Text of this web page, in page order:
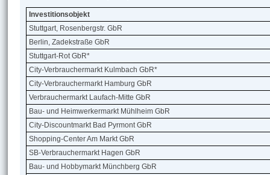
Investitionsobjekt
Stuttgart, Rosenbergstr. GbR
Berlin, Zadekstraße GbR
Stuttgart-Rot GbR*
City-Verbrauchermarkt Kulmbach GbR*
City-Verbrauchermarkt Hamburg GbR
Verbrauchermarkt Laufach-Mitte GbR
Bau- und Heimwerkermarkt Mühlheim GbR
City-Discountmarkt Bad Pyrmont GbR
Shopping-Center Am Markt GbR
SB-Verbrauchermarkt Hagen GbR
Bau- und Hobbymarkt Münchberg GbR